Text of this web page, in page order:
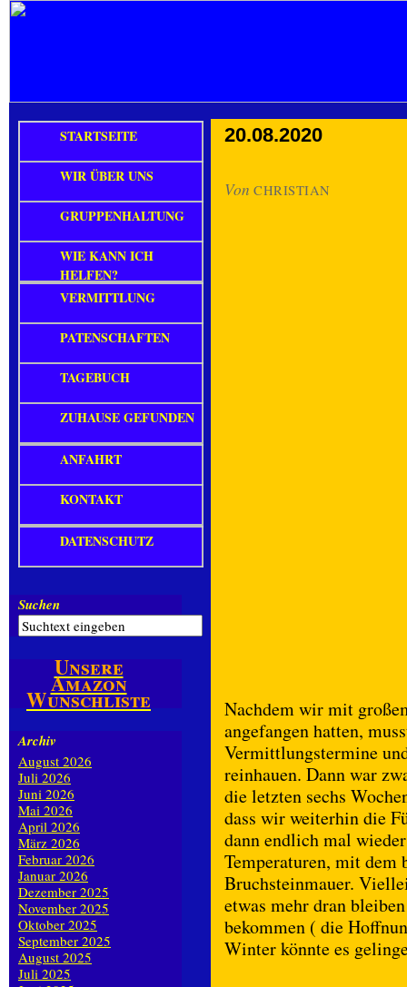
20.08.2020
Von CHRISTIAN
Nachdem wir mit
angefangen hatten,
Vermittlungstermine
reinhauen. Dann war
die letzten sechs
dass wir weiterhin die
dann endlich mal
Temperaturen, mit dem
Bruchsteinmauer.
etwas mehr dran
bekommen ( die
Winter könnte es
STARTSEITE
WIR ÜBER UNS
GRUPPENHALTUNG
WIE KANN ICH
HELFEN?
VERMITTLUNG
PATENSCHAFTEN
TAGEBUCH
ZUHAUSE GEFUNDEN
ANFAHRT
KONTAKT
DATENSCHUTZ
Suchen
Unsere
Amazon
Wunschliste
Archiv
August 2026
Juli 2026
Juni 2026
Mai 2026
April 2026
März 2026
Februar 2026
Januar 2026
Dezember 2025
November 2025
Oktober 2025
September 2025
August 2025
Juli 2025